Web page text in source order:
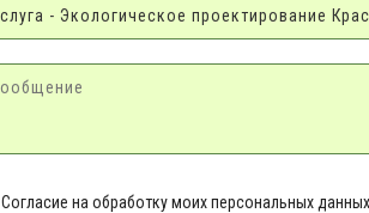
Согласие на обработку моих персональных